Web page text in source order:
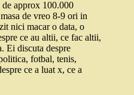
approx 100.000
de vreo 8-9 ori in
nici macar o data, o
ce au altii, ce fac altii,
Ei discuta despre
fotbal, tenis,
ce a luat x, ce a